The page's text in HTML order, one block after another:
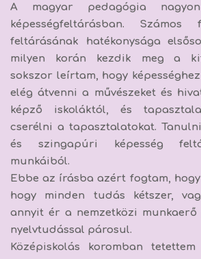
A magyar pedagógia
képességfeltárásban. Számos
feltárásának hatékonysága
milyen korán kezdik meg a
sokszor leírtam, hogy
elég átvenni a művészeket és
képző iskoláktól, és
cserélni a tapasztalatokat.
és szingapúri képesség
munkáiból.
Ebbe az írásba azért fogtam,
hogy minden tudás kétszer,
annyit ér a nemzetközi
nyelvtudással párosul.
Középiskolás koromban